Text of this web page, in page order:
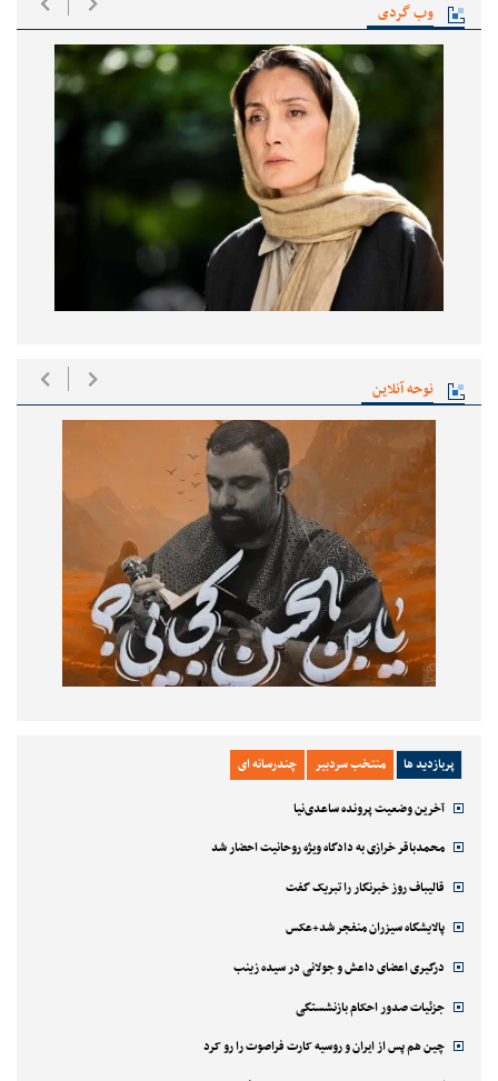
وب گردی
نوحه آنلاین
پربازدید ها منتخب سردبیر چندرسانه ای
آخرین وضعیت پرونده ساعدی‌نیا
محمدباقر خرازی به دادگاه ویژه روحانیت احضار شد
قالیباف روز خبرنگار را تبریک گفت
پالایشگاه سیزران منفجر شد+عکس
درگیری اعضای داعش و جولانی در سیده زینب
جزئیات صدور احکام بازنشستگی
چین هم پس از ایران و روسیه کارت فراصوت را رو کرد